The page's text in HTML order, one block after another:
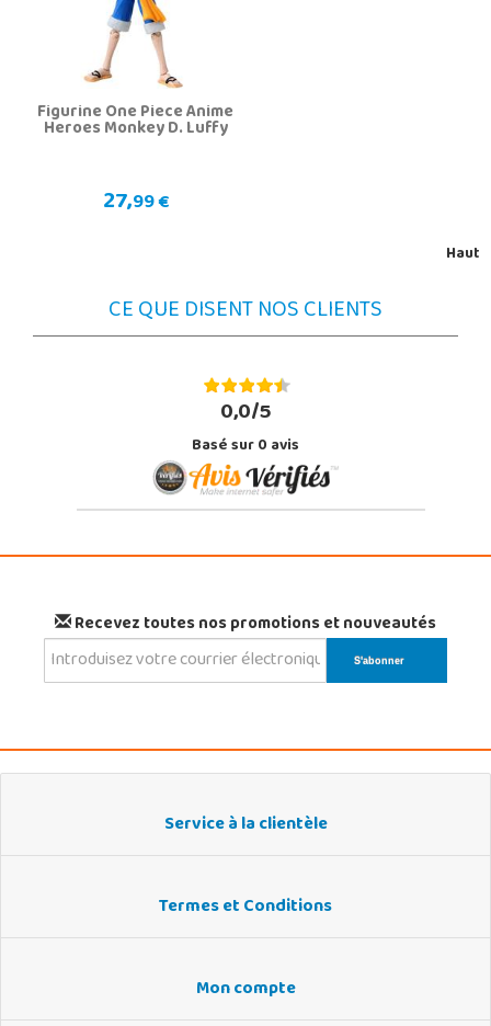
Figurine One Piece Anime
Heroes Monkey D. Luffy
27,99 €
Haut
CE QUE DISENT NOS CLIENTS
0,0/5
Basé sur0avis
Recevez toutes nos promotions et nouveautés
Service à la clientèle
Termes et Conditions
Mon compte